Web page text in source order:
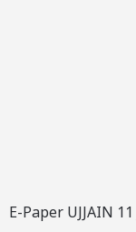
E-Paper UJJAIN